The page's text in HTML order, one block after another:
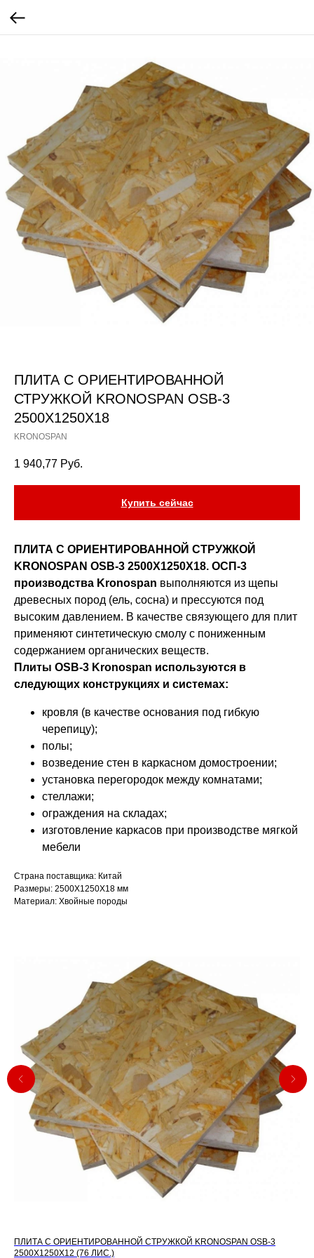
ПЛИТА С ОРИЕНТИРОВАННОЙ
СТРУЖКОЙ KRONOSPAN OSB-3
2500X1250X18
KRONOSPAN
1 940,77 Руб.
Купить сейчас
ПЛИТА С ОРИЕНТИРОВАННОЙ СТРУЖКОЙ
KRONOSPAN OSB-3 2500X1250X18. ОСП-3
производства Kronospan выполняются из щепы
древесных пород (ель, сосна) и прессуются под
высоким давлением. В качестве связующего для плит
применяют синтетическую смолу с пониженным
содержанием органических веществ.
Плиты OSB-3 Kronospan используются в
следующих конструкциях и системах:
кровля (в качестве основания под гибкую
черепицу);
полы;
возведение стен в каркасном домостроении;
установка перегородок между комнатами;
стеллажи;
ограждения на складах;
изготовление каркасов при производстве мягкой
мебели
Страна поставщика: Китай
Размеры: 2500X1250X18 мм
Материал: Хвойные породы
ПЛИТА С ОРИЕНТИРОВАННОЙ СТРУЖКОЙ KRONOSPAN OSB-3
2500X1250X12 (76 ЛИС.)